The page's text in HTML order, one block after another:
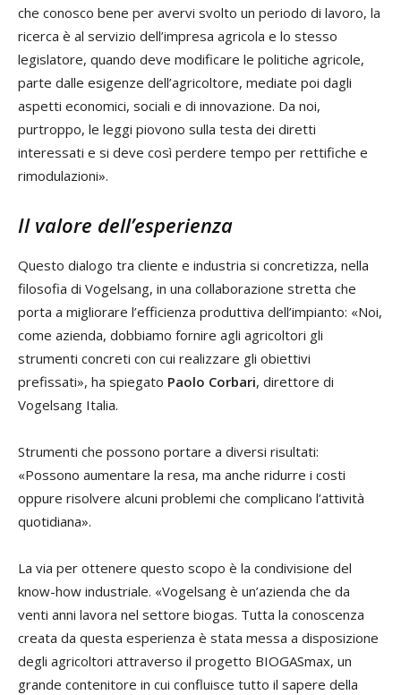
che conosco bene per avervi svolto un periodo di lavoro, la
ricerca è al servizio dell’impresa agricola e lo stesso
legislatore, quando deve modificare le politiche agricole,
parte dalle esigenze dell’agricoltore, mediate poi dagli
aspetti economici, sociali e di innovazione. Da noi,
purtroppo, le leggi piovono sulla testa dei diretti
interessati e si deve così perdere tempo per rettifiche e
rimodulazioni».
Il valore dell’esperienza
Questo dialogo tra cliente e industria si concretizza, nella
filosofia di Vogelsang, in una collaborazione stretta che
porta a migliorare l’efficienza produttiva dell’impianto: «Noi,
come azienda, dobbiamo fornire agli agricoltori gli
strumenti concreti con cui realizzare gli obiettivi
prefissati», ha spiegato Paolo Corbari, direttore di
Vogelsang Italia.
Strumenti che possono portare a diversi risultati:
«Possono aumentare la resa, ma anche ridurre i costi
oppure risolvere alcuni problemi che complicano l’attività
quotidiana».
La via per ottenere questo scopo è la condivisione del
know-how industriale. «Vogelsang è un’azienda che da
venti anni lavora nel settore biogas. Tutta la conoscenza
creata da questa esperienza è stata messa a disposizione
degli agricoltori attraverso il progetto BIOGASmax, un
grande contenitore in cui confluisce tutto il sapere della